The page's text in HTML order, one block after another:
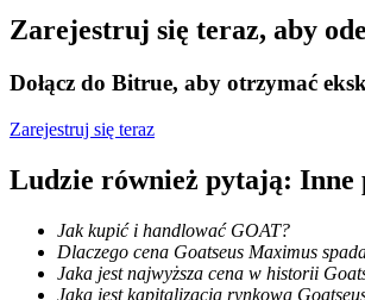
Codziennie zdobywaj konkurencyjne
Stawianie
Zarejestruj się teraz, aby
Dołącz do Bitrue, aby otrzymać
Zarejestruj się teraz
Ludzie również pytają: Inne
Jak kupić i handlować GOAT?
Dlaczego cena Goatseus Maximus
Jaka jest najwyższa cena w historii
Jaka jest kapitalizacja rynkowa